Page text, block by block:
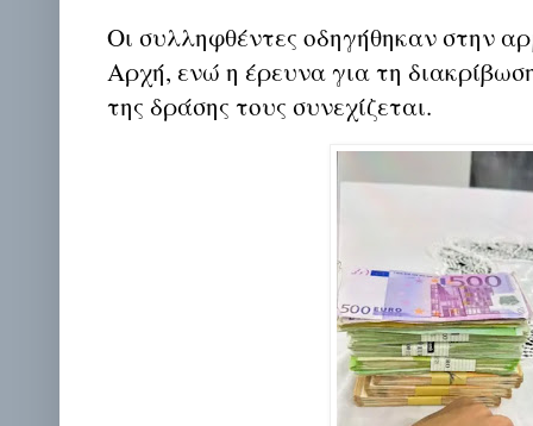
Οι συλληφθέντες οδηγήθηκαν στην
Αρχή, ενώ η έρευνα για τη
της δράσης τους συνεχίζεται.